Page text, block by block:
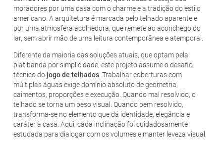
moradores por uma casa com o charme e a tradição do estilo
americano. A arquitetura é marcada pelo telhado aparente e
por uma atmosfera acolhedora, que remete ao aconchego do
lar, sem abrir mão de uma leitura contemporânea e atemporal.
Diferente da maioria das soluções atuais, que optam pela
platibanda por simplicidade, este projeto assume o desafio
técnico do jogo de telhados. Trabalhar coberturas com
múltiplas águas exige domínio absoluto de geometria,
caimentos, proporções e execução. Quando mal resolvido, o
telhado se torna um peso visual. Quando bem resolvido,
transforma-se no elemento que dá identidade, elegância e
caráter à casa. Aqui, cada inclinação foi cuidadosamente
estudada para dialogar com os volumes e manter leveza visual.